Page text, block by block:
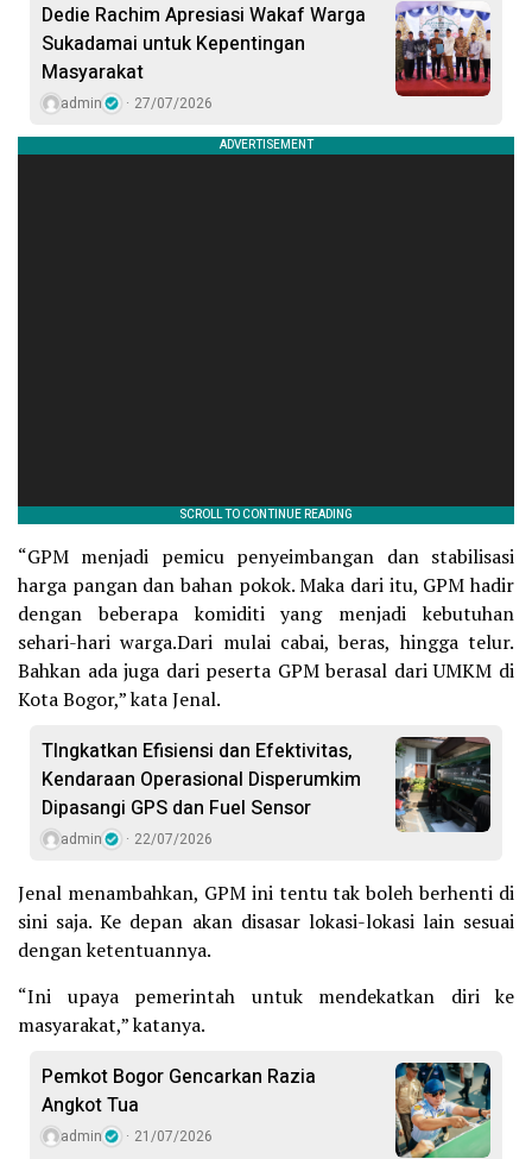
Dedie Rachim Apresiasi Wakaf Warga
Sukadamai untuk Kepentingan
Masyarakat
admin 27/07/2026
“GPM menjadi pemicu penyeimbangan dan stabilisasi
harga pangan dan bahan pokok. Maka dari itu, GPM hadir
dengan beberapa komiditi yang menjadi kebutuhan
sehari-hari warga.Dari mulai cabai, beras, hingga telur.
Bahkan ada juga dari peserta GPM berasal dari UMKM di
Kota Bogor,” kata Jenal.
TIngkatkan Efisiensi dan Efektivitas,
Kendaraan Operasional Disperumkim
Dipasangi GPS dan Fuel Sensor
admin 22/07/2026
Jenal menambahkan, GPM ini tentu tak boleh berhenti di
sini saja. Ke depan akan disasar lokasi-lokasi lain sesuai
dengan ketentuannya.
“Ini upaya pemerintah untuk mendekatkan diri ke
masyarakat,” katanya.
Pemkot Bogor Gencarkan Razia
Angkot Tua
admin 21/07/2026